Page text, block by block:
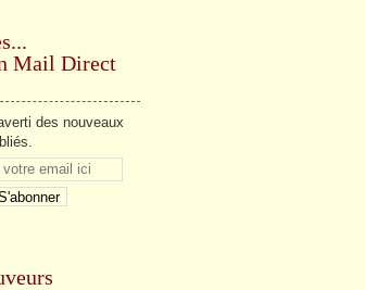
Mail Direct
des nouveaux